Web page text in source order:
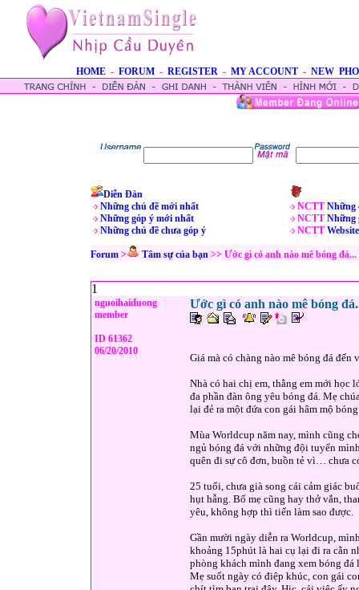
HOME - FORUM - REGISTER - MY ACCOUNT - NEW
Diễn Đàn
Những chủ đề mới nhất
Những góp ý mới nhất
Những chủ đề chưa góp ý
NCTT Những
NCTT Những
NCTT Website
Forum > Tâm sự của bạn >> Ước gì có anh nào mê bóng
1
nguoihaiduong
member
ID 61362
06/20/2010
Ước gì có anh nào mê bóng
Giá mà có chàng nào mê bóng đá
Nhà có hai chị em, thằng em mới học
đa phần đàn ông yêu bóng đá. Mẹ
lại đẻ ra một đứa con gái hâm mộ
Mùa Worldcup năm nay, mình cũng
ngủ bóng đá với những đội tuyển
quên đi sự cô đơn, buồn tẻ vì… chưa
25 tuổi, chưa già song cái cảm giác
hụt hẫng. Bố mẹ cũng hay thở vắn,
yêu, không hợp thì tiến làm sao được.
Gần mười ngày diễn ra Worldcup,
khoảng 15phút là hai cụ lại đi ra cằn
phòng khách mình đang xem bóng
Mẹ suốt ngày có điệp khúc, con gái